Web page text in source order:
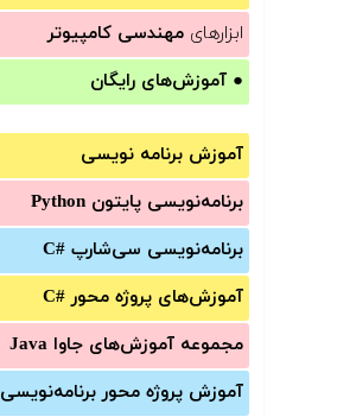
ابزارهای مهندسی کامپیوتر
● آموزش‌های رایگان
آموزش برنامه نویسی
برنامه‌نویسی پایتون Python
برنامه‌‌نویسی سی‌شارپ C#‎
آموزش‌های پروژه محور #C
مجموعه آموزش‌های جاوا Java
آموزش‌ پروژه محور برنامه‌نویسی